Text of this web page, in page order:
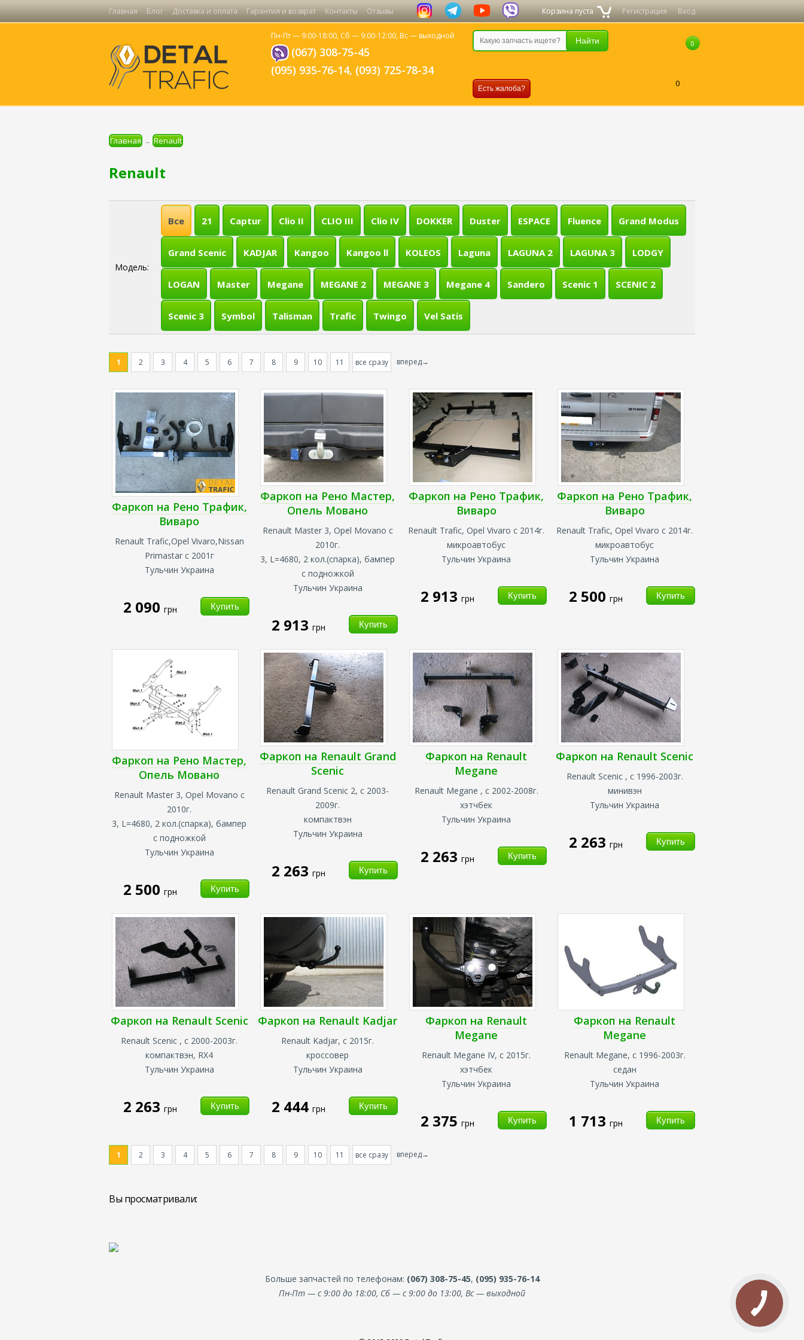
Главная Блог Доставка и оплата Гарантия и возврат Контакты Отзывы Регистрация Вход
Корзина пуста
Пн-Пт — 9:00-18:00, Сб — 9:00-12:00, Вс — выходной
(067) 308-75-45
(095) 935-76-14, (093) 725-78-34
Есть жалоба?
0
0
Главная → Renault
Renault
Модель:
Все 21 Captur Clio II CLIO III Clio IV DOKKER Duster ESPACE Fluence Grand Modus
Grand Scenic KADJAR Kangoo Kangoo ll KOLEOS Laguna LAGUNA 2 LAGUNA 3 LODGY
LOGAN Master Megane MEGANE 2 MEGANE 3 Megane 4 Sandero Scenic 1 SCENIC 2
Scenic 3 Symbol Talisman Trafic Twingo Vel Satis
1 2 3 4 5 6 7 8 9 10 11 все сразу вперед→
Фаркоп на Рено Трафик,
Виваро
Renault Trafic,Opel Vivaro,Nissan
Primastar с 2001г
Тульчин Украина
2 090 грн
Фаркоп на Рено Мастер,
Опель Мовано
Renault Master 3, Opel Movano с
2010г.
3, L=4680, 2 кол.(спарка), бампер
с подножкой
Тульчин Украина
2 913грн
Фаркоп на Рено Трафик,
Виваро
Renault Trafic, Opel Vivaro с 2014г.
микроавтобус
Тульчин Украина
2 913 грн
Фаркоп на Рено Трафик,
Виваро
Renault Trafic, Opel Vivaro с 2014г.
микроавтобус
Тульчин Украина
2 500 грн
Фаркоп на Рено Мастер,
Опель Мовано
Renault Master 3, Opel Movano с
2010г.
3, L=4680, 2 кол.(спарка), бампер
с подножкой
Тульчин Украина
2 500 грн
Фаркоп на Renault Grand
Scenic
Renault Grand Scenic 2, с 2003-
2009г.
компактвэн
Тульчин Украина
2 263грн
Фаркоп на Renault
Megane
Renault Megane , с 2002-2008г.
хэтчбек
Тульчин Украина
2 263 грн
Фаркоп на Renault Scenic
Renault Scenic , с 1996-2003г.
минивэн
Тульчин Украина
2 263 грн
Фаркоп на Renault Scenic
Renault Scenic , с 2000-2003г.
компактвэн, RX4
Тульчин Украина
2 263 грн
Фаркоп на Renault Kadjar
Renault Kadjar, с 2015г.
кроссовер
Тульчин Украина
2 444грн
Фаркоп на Renault
Megane
Renault Megane IV, с 2015г.
хэтчбек
Тульчин Украина
2 375 грн
Фаркоп на Renault
Megane
Renault Megane, с 1996-2003г.
седан
Тульчин Украина
1 713 грн
1 2 3 4 5 6 7 8 9 10 11 все сразу вперед→
Вы просматривали:
Больше запчастей по телефонам: (067) 308-75-45, (095) 935-76-14
Пн-Пт — с 9:00 до 18:00, Сб — с 9:00 до 13:00, Вс — выходной